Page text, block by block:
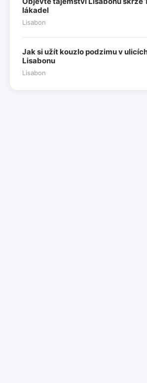
lákadel
Lisabon
Jak si užít kouzlo podzimu v
Lisabonu
Lisabon